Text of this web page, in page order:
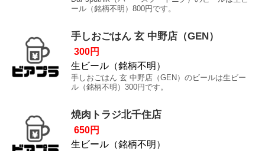
ール（銘柄不明）800円です。
手しおごはん 玄 中野店（GEN）
300円
生ビール（銘柄不明）
手しおごはん 玄 中野店（GEN）のビールは生ビー
ル（銘柄不明）300円です。
焼肉トラジ北千住店
650円
生ビール（銘柄不明）